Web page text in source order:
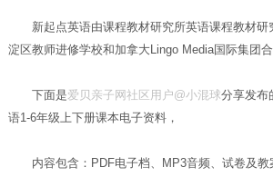
新起点英语由课程教材研究所英语课程教材
淀区教师进修学校和加拿大Lingo Media国际集团合
下面是爱贝亲子网社区用户@小混球分享发布
语1-6年级上下册课本电子资料，
内容包含：PDF电子档、MP3音频、试卷及